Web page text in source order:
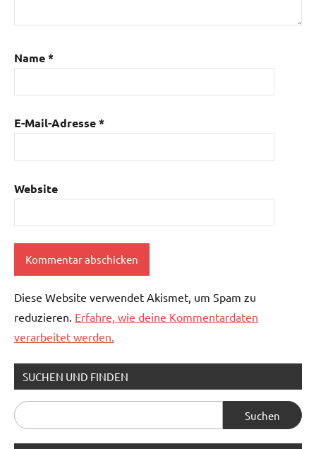
Name*
E-Mail-Adresse*
Website
Diese Website verwendet Akismet, um Spam zu
reduzieren. Erfahre, wie deine Kommentardaten
verarbeitet werden.
SUCHEN UND FINDEN
Suchen
nach: